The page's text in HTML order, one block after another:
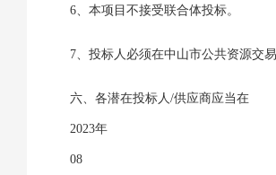
6、本项目不接受联合体投标。
7、投标人必须在中山市公共资源交
六、各潜在投标人/供应商应当在
2023年
08